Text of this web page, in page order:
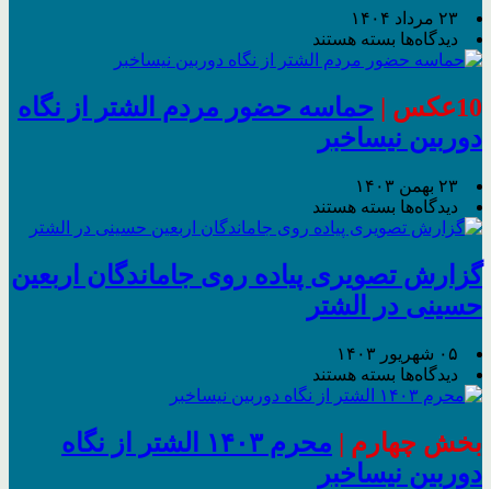
نیساخبر
۲۳ مرداد ۱۴۰۴
دیدگاه‌ها برای
پیاده
جاماندگان
اربعین
حسینی
نگاه
دوربین
نیساخبر
بسته هستند
10عکس |
حماسه حضور مردم الشتر از نگاه
دوربین نیساخبر
۲۳ بهمن ۱۴۰۳
دیدگاه‌ها برای
حماسه
مردم
الشتر
از
دوربین
نیساخبر
بسته هستند
گزارش تصویری پیاده روی جاماندگان اربعین
حسینی در الشتر
۰۵ شهریور ۱۴۰۳
دیدگاه‌ها برای
گزارش
پیاده
روی
جاماندگان
بسته هستند
بخش چهارم |
محرم ۱۴۰۳ الشتر از نگاه
دوربین نیساخبر